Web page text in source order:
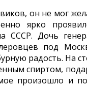
он не мог
ярко
СССР. Дочь
под
радость. На
спиртом,
произошло и